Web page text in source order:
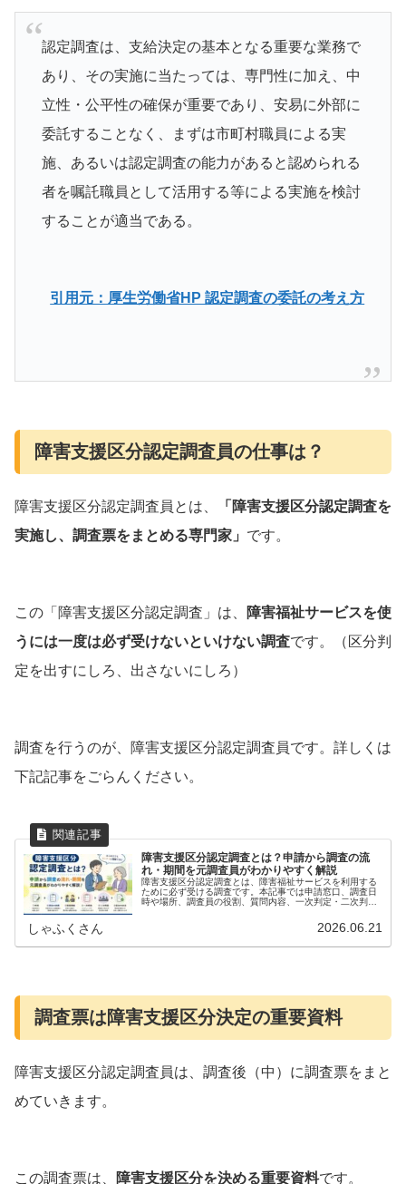
認定調査は、支給決定の基本となる重要な業務で
あり、その実施に当たっては、専門性に加え、中
立性・公平性の確保が重要であり、安易に外部に
委託することなく、まずは市町村職員による実
施、あるいは認定調査の能力があると認められる
者を嘱託職員として活用する等による実施を検討
することが適当である。
引用元：厚生労働省HP 認定調査の委託の考え方
障害支援区分認定調査員の仕事は？
障害支援区分認定調査員とは、
「障害支援区分認定調査を
実施し、調査票をまとめる専門家」 です。
この「障害支援区分認定調査」は、
障害福祉サービスを使
うには一度は必ず受けないといけない調査です。（区分判
定を出すにしろ、出さないにしろ）
調査を行うのが、障害支援区分認定調査員です。詳しくは
下記記事をごらんください。
障害支援区分認定調査とは？申請から調査の流
れ・期間を元調査員がわかりやすく解説
障害支援区分認定調査とは、障害福祉サービスを利用する
ために必ず受ける調査です。本記事では申請窓口、調査日
時や場所、調査員の役割、質問内容、一次判定・二次判定
しゃふくさん 2026.06.21
調査票は障害支援区分決定の重要資料
障害支援区分認定調査員は、調査後（中）に調査票をまと
めていきます。
この調査票は、 障害支援区分を決める重要資料です。